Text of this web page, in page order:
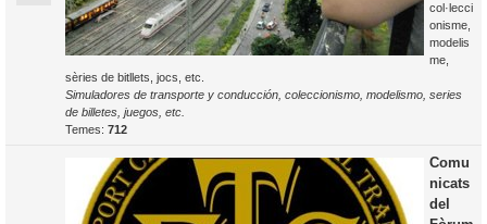
col·lecci
onisme,
modelis
me,
sèries de bitllets, jocs, etc.
Simuladores de transporte y conducción, coleccionismo, modelismo, series
de billetes, juegos, etc.
Temes: 712
Comu
nicats
del